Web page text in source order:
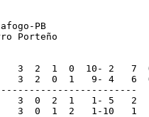
PB
Porteño
3  2  1  0  10- 2   7
3  2  0  1   9- 4   6
3  0  2  1   1- 5   2
3  0  1  2   1-10   1